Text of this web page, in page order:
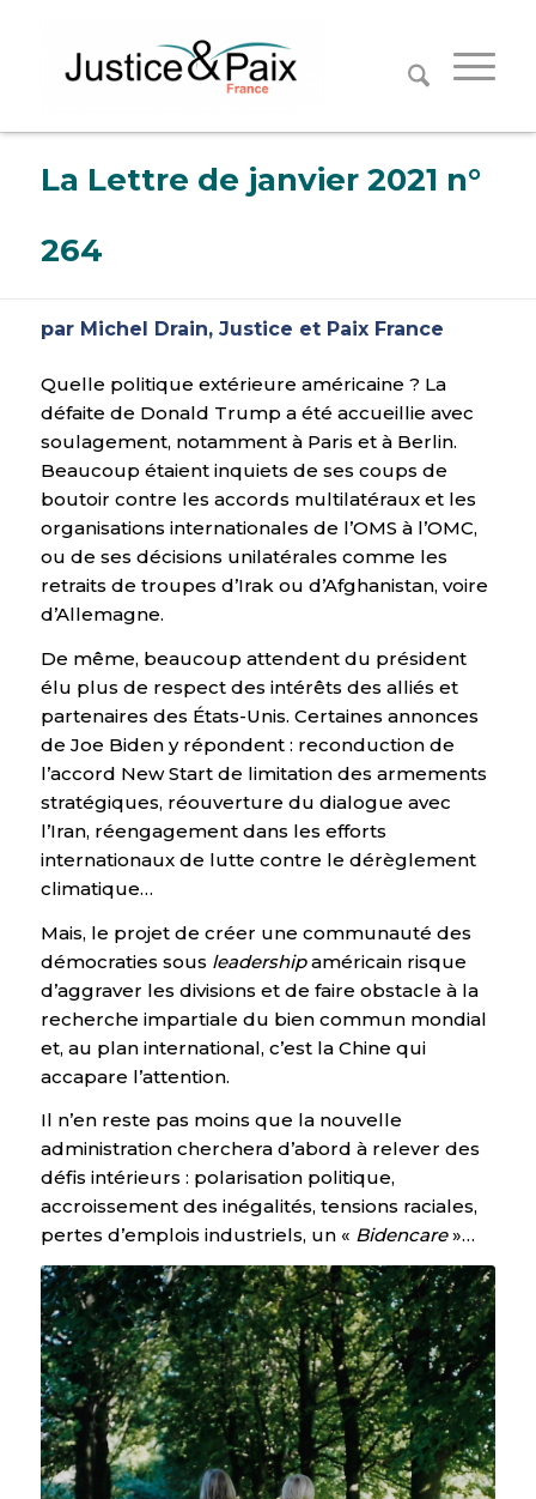
La Lettre de janvier 2021 n°
264
par Michel Drain, Justice et Paix France
Quelle politique extérieure américaine ? La
défaite de Donald Trump a été accueillie avec
soulagement, notamment à Paris et à Berlin.
Beaucoup étaient inquiets de ses coups de
boutoir contre les accords multilatéraux et les
organisations internationales de l’OMS à l’OMC,
ou de ses décisions unilatérales comme les
retraits de troupes d’Irak ou d’Afghanistan, voire
d’Allemagne.
De même, beaucoup attendent du président
élu plus de respect des intérêts des alliés et
partenaires des États-Unis. Certaines annonces
de Joe Biden y répondent : reconduction de
l’accord New Start de limitation des armements
stratégiques, réouverture du dialogue avec
l’Iran, réengagement dans les efforts
internationaux de lutte contre le dérèglement
climatique…
Mais, le projet de créer une communauté des
démocraties sous leadershipaméricain risque
d’aggraver les divisions et de faire obstacle à la
recherche impartiale du bien commun mondial
et, au plan international, c’est la Chine qui
accapare l’attention.
Il n’en reste pas moins que la nouvelle
administration cherchera d’abord à relever des
défis intérieurs : polarisation politique,
accroissement des inégalités, tensions raciales,
pertes d’emplois industriels, un « Bidencare»…